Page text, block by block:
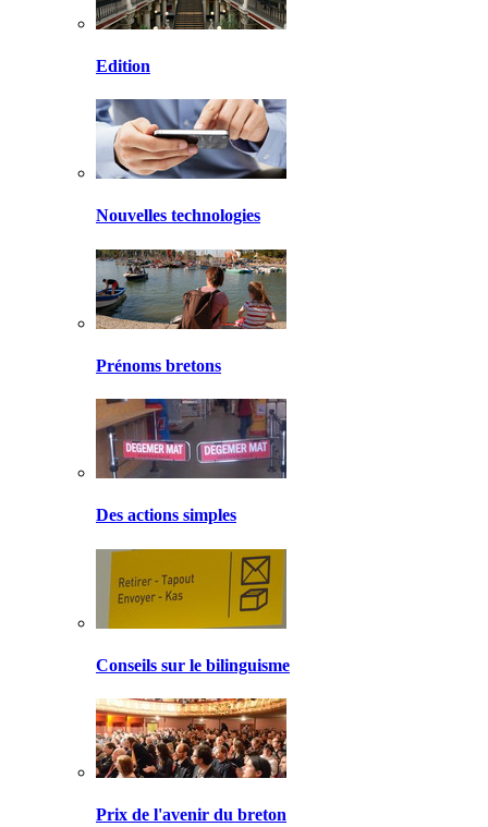
Edition
Nouvelles technologies
Prénoms bretons
Des actions simples
Conseils sur le bilinguisme
Prix de l'avenir du breton